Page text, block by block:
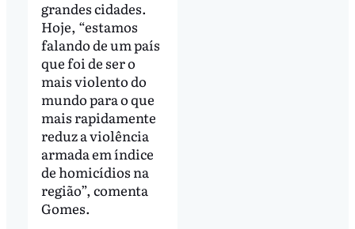
grandes cidades.
Hoje, “estamos
falando de um país
que foi de ser o
mais violento do
mundo para o que
mais rapidamente
reduz a violência
armada em índice
de homicídios na
região”, comenta
Gomes.